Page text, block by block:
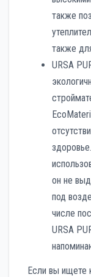
также
также
URSA
он не
под
числе
URSA
Если вы ищете